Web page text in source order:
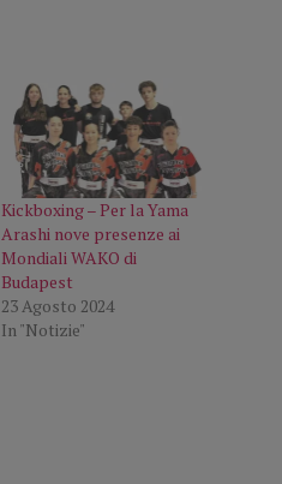
Kickboxing – Per la Yama
Arashi nove presenze ai
Mondiali WAKO di
Budapest
23 Agosto 2024
In "Notizie"